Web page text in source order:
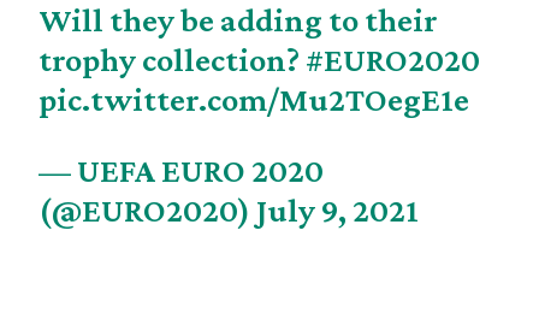
Will they be adding to their
trophy collection? #EURO2020
pic.twitter.com/Mu2TOegE1e
— UEFA EURO 2020
(@EURO2020) July 9, 2021